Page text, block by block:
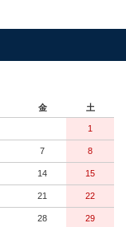
金 土
1
7 8
14 15
21 22
28 29